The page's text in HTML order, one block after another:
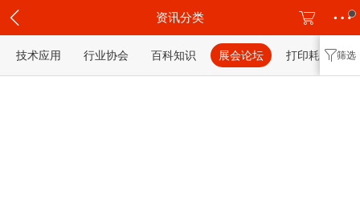
资讯分类
技术应用 行业协会 百科知识 展会论坛 打印耗材 筛选